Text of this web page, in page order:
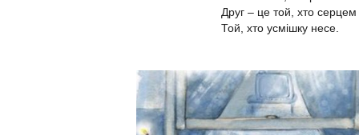
Друг – це той, хто серцем
Той, хто усмішку несе.